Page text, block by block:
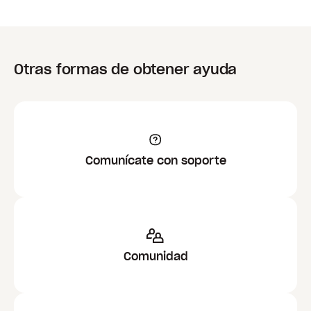
Otras formas de obtener ayuda
Comunícate con soporte
Comunidad